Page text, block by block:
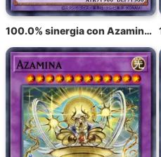
100.0% sinergia con Azamina Ilia Silvia